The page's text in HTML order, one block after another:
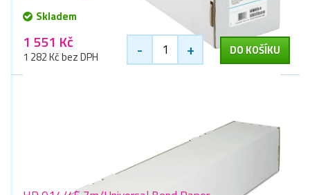
Skladem
1 551 Kč
1 282 Kč bez DPH - + DO KOŠÍKU